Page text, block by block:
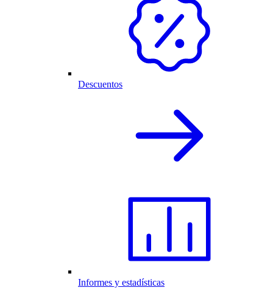
Descuentos
Informes y estadísticas